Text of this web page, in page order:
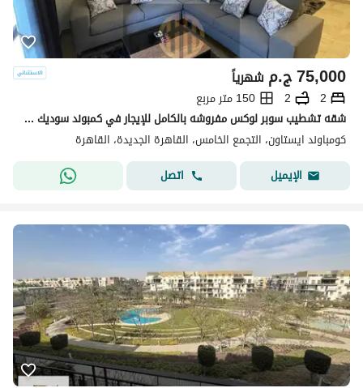
ج.م75,000 شهرياً
2
2
150 متر مربع
شقه تشطيب سوبر لوكس مفروشه بالكامل للإيجار في كمبوند سوديك إيستاون في قلب القاهرة الجديدة قريبه من المسبح و المطاعم و المول و الجيم و ميفيدا و بورتو .
كومباوند ايستاون، التجمع الخامس، القاهرة الجديدة، القاهرة
الإيميل
اتصل